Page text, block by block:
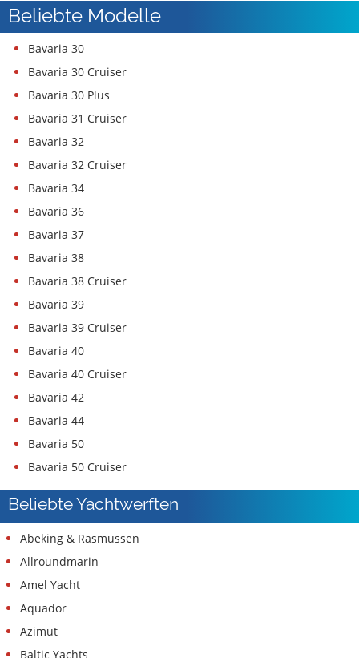
Beliebte Modelle
Bavaria 30
Bavaria 30 Cruiser
Bavaria 30 Plus
Bavaria 31 Cruiser
Bavaria 32
Bavaria 32 Cruiser
Bavaria 34
Bavaria 36
Bavaria 37
Bavaria 38
Bavaria 38 Cruiser
Bavaria 39
Bavaria 39 Cruiser
Bavaria 40
Bavaria 40 Cruiser
Bavaria 42
Bavaria 44
Bavaria 50
Bavaria 50 Cruiser
Beliebte Yachtwerften
Abeking & Rasmussen
Allroundmarin
Amel Yacht
Aquador
Azimut
Baltic Yachts